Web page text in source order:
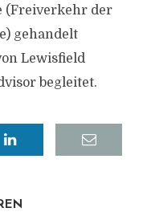
(Freiverkehr der
gehandelt
Lewisfield
begleitet.